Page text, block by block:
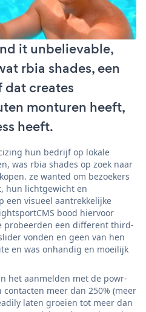
it unbelievable,
rbia shades, een
creates
monturen heeft,
heeft.
hun bedrijf op lokale
was rbia shades op zoek naar
ze wanted om bezoekers
hun lichtgewicht en
een visueel aantrekkelijke
bood hiervoor
probeerden een different third-
vonden en geen van hen
en was onhandig en moeilijk
het aanmelden met de powr-
meer dan 250% (meer
laten groeien tot meer dan